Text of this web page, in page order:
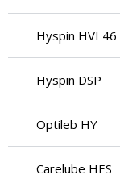
Hyspin HVI 46
Hyspin DSP
Optileb HY
Carelube HES